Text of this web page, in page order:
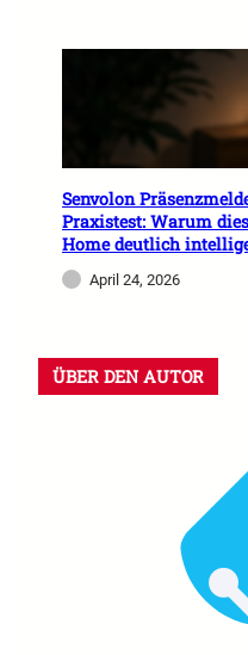
Senvolon
Praxistest: Warum
Home deutlich
April 24, 2026
ÜBER DEN AUTOR